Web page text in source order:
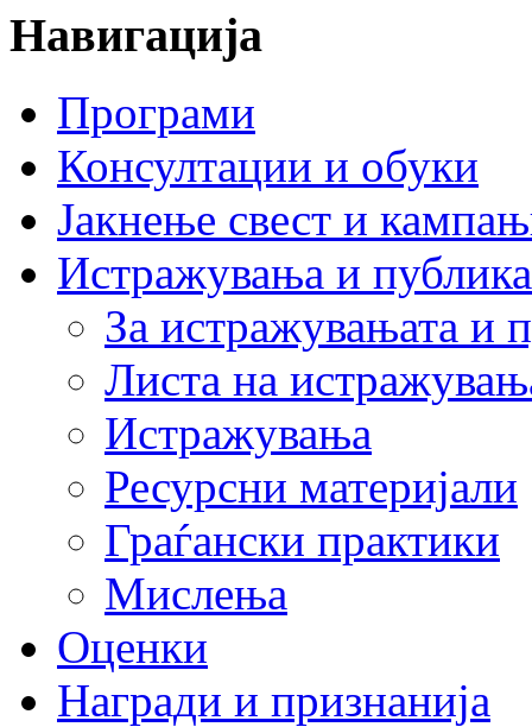
Навигација
Програми
Консултации и обуки
Јакнење свест и
Истражувања и
За истражувањата и
Листа на
Истражувања
Ресурсни материјали
Граѓански практики
Мислења
Оценки
Награди и признанија